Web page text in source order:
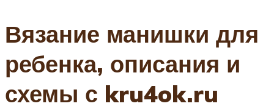
Вязание манишки для
ребенка, описания и
схемы с kru4ok.ru